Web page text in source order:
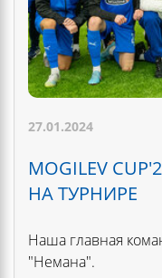
27.01.2024
MOGILEV
НА ТУРНИРЕ
Наша главная
"Немана".